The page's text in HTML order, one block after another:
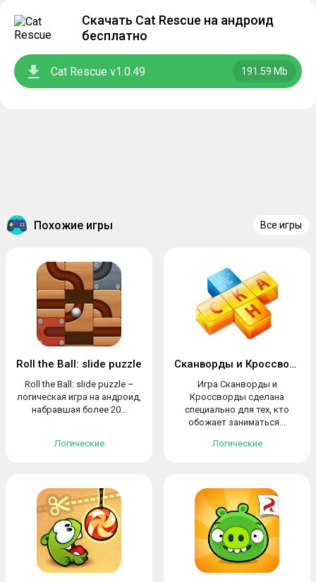
Скачать Cat Rescue на андроид
бесплатно
Cat Rescue v1.0.49 191.59 Mb
Похожие игры Все игры
Roll the Ball: slide puzzle
Roll the Ball: slide puzzle –
логическая игра на андроид,
набравшая более 20...
Логические
Сканворды и Кроссворды
Игра Сканворды и
Кроссворды сделана
специально для тех, кто
обожает заниматься...
Логические